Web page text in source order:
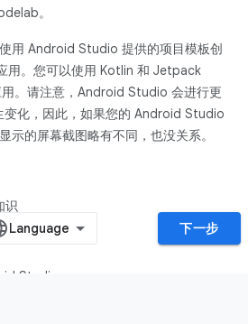
。
用 Android Studio 提供的项目模板创
用。您可以使用 Kotlin 和 Jetpack
。请注意，Android Studio 会进行更
变化，因此，如果您的 Android Studio
示的屏幕截图略有不同，也没关系。
识
Studio
下一步